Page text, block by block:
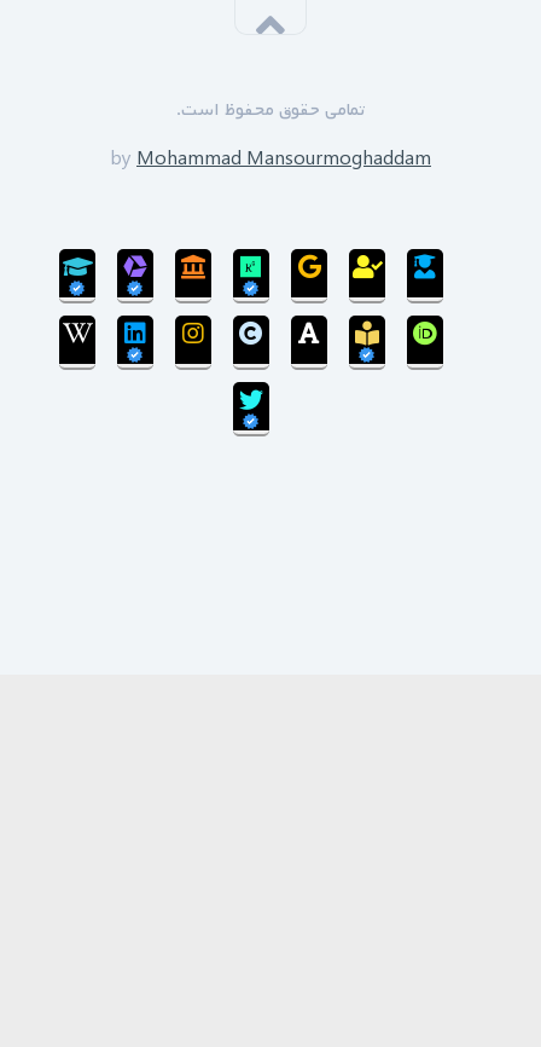
محمد منصورمقدم
سی‌ام‌ شهریورماه 1399:
بروزرسانی سایت پایان یافته است و سایت در مرحله
انتقال پایگاه داده می‌باشد.
تمامی حقوق محفوظ است.
by Mohammad Mansourmoghaddam